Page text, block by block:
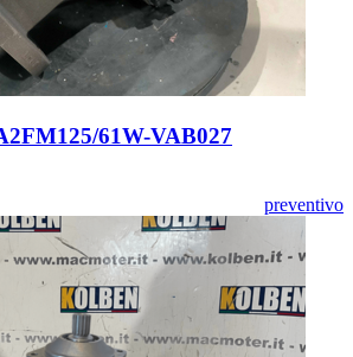
61W-VAB027
preventivo